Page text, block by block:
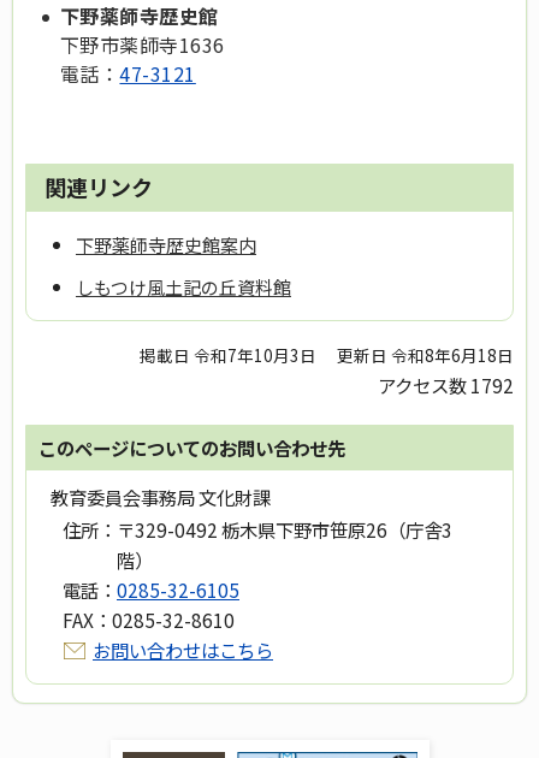
下野薬師寺歴史館
下野市薬師寺1636
電話：47-3121
関連リンク
下野薬師寺歴史館案内
しもつけ風土記の丘資料館
掲載日 令和7年10月3日 更新日 令和8年6月18日
アクセス数1792
このページについてのお問い合わせ先
教育委員会事務局 文化財課
住所： 〒329-0492 栃木県下野市笹原26（庁舎3
階）
電話： 0285-32-6105
FAX： 0285-32-8610
お問い合わせはこちら